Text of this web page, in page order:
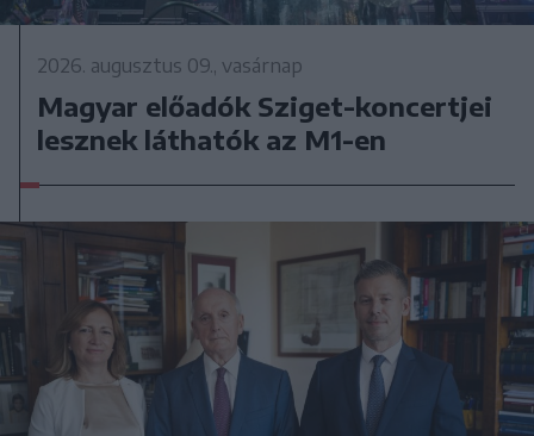
2026. augusztus 09., vasárnap
Magyar előadók Sziget-koncertjei
lesznek láthatók az M1-en